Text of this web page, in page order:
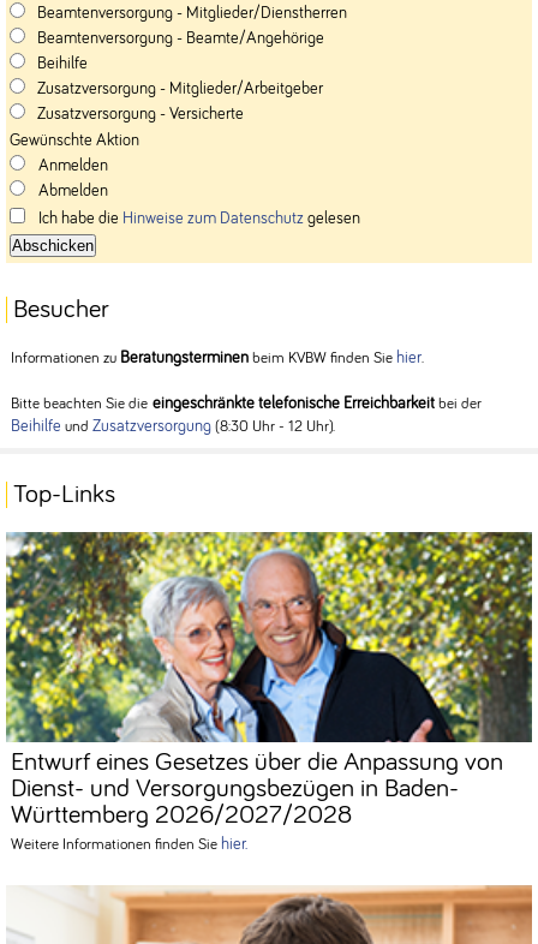
Beamtenversorgung - Mitglieder/Dienstherren
Beamtenversorgung - Beamte/Angehörige
Beihilfe
Zusatzversorgung - Mitglieder/Arbeitgeber
Zusatzversorgung - Versicherte
Gewünschte Aktion
Anmelden
Abmelden
Ich habe die Hinweise zum Datenschutz gelesen
Besucher
Informationen zu Beratungsterminenbeim KVBW finden Sie hier.
Bitte beachten Sie dieeingeschränkte telefonische Erreichbarkeit bei der
Beihilfe und Zusatzversorgung(8:30 Uhr - 12 Uhr).
Top-Links
Entwurf eines Gesetzes über die Anpassung von
Dienst- und Versorgungsbezügen in Baden-
Württemberg 2026/2027/2028
Weitere Informationen finden Sie hier.